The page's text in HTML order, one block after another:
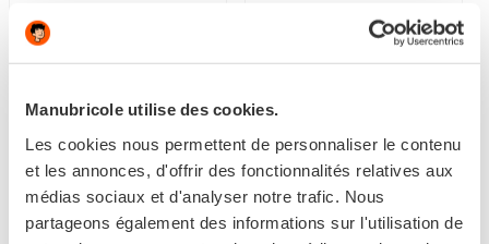
Manubricole utilise des cookies.
Les cookies nous permettent de personnaliser le contenu
et les annonces, d'offrir des fonctionnalités relatives aux
médias sociaux et d'analyser notre trafic. Nous
partageons également des informations sur l'utilisation de